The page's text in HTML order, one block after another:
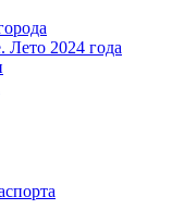
Лето 2024 года